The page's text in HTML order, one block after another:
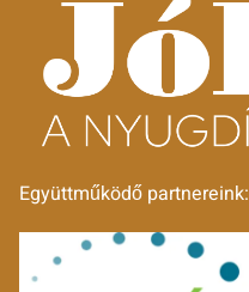
Együttműködő partnereink: